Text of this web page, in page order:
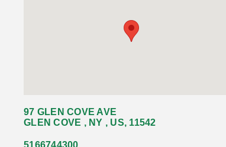
97 GLEN COVE AVE
GLEN COVE , NY , US, 11542
5166744300